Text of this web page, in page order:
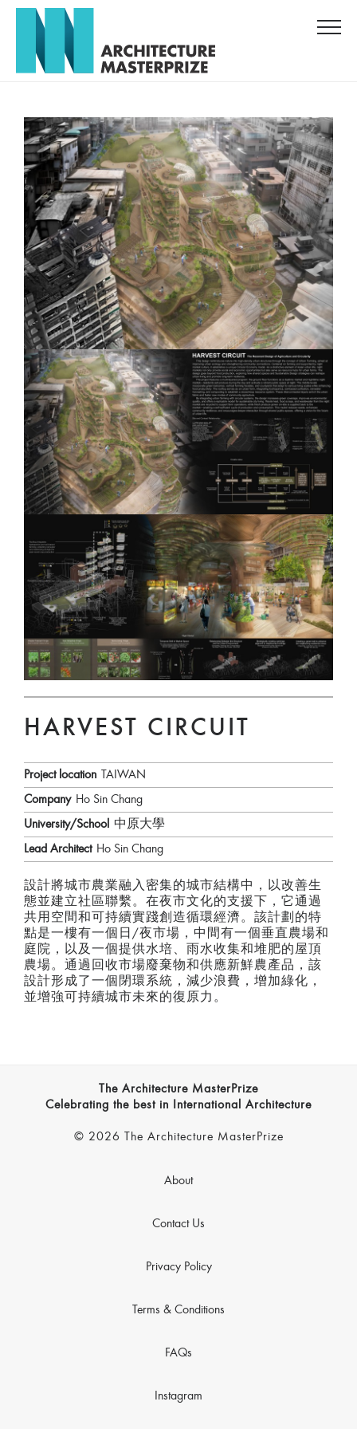
HARVEST CIRCUIT
Project location
TAIWAN
Company Ho Sin Chang
University/School 中原大學
Lead Architect Ho Sin Chang
設計將城市農業融入密集的城市結構中，以改善生
態並建立社區聯繫。在夜市文化的支援下，它通過
共用空間和可持續實踐創造循環經濟。該計劃的特
點是一樓有一個日/夜市場，中間有一個垂直農場和
庭院，以及一個提供水培、雨水收集和堆肥的屋頂
農場。通過回收市場廢棄物和供應新鮮農產品，該
設計形成了一個閉環系統，減少浪費，增加綠化，
並增強可持續城市未來的復原力。
The Architecture MasterPrize
Celebrating the best in International Architecture
© 2026 The Architecture MasterPrize
About
Contact Us
Privacy Policy
Terms & Conditions
FAQs
Instagram